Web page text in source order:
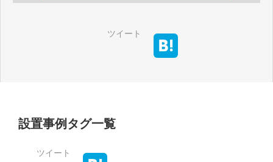
ツイート
設置事例タグ一覧
ツイート